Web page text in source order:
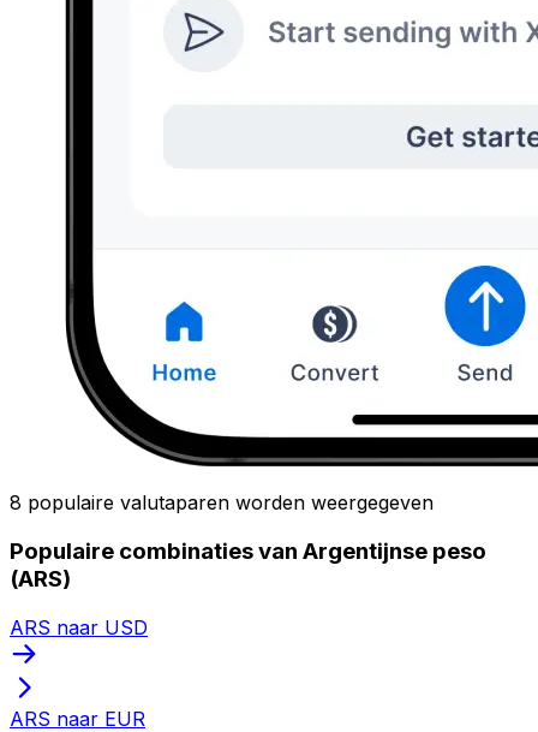
8 populaire valutaparen worden weergegeven
Populaire combinaties van Argentijnse peso
(ARS)
ARS naar USD
ARS naar EUR